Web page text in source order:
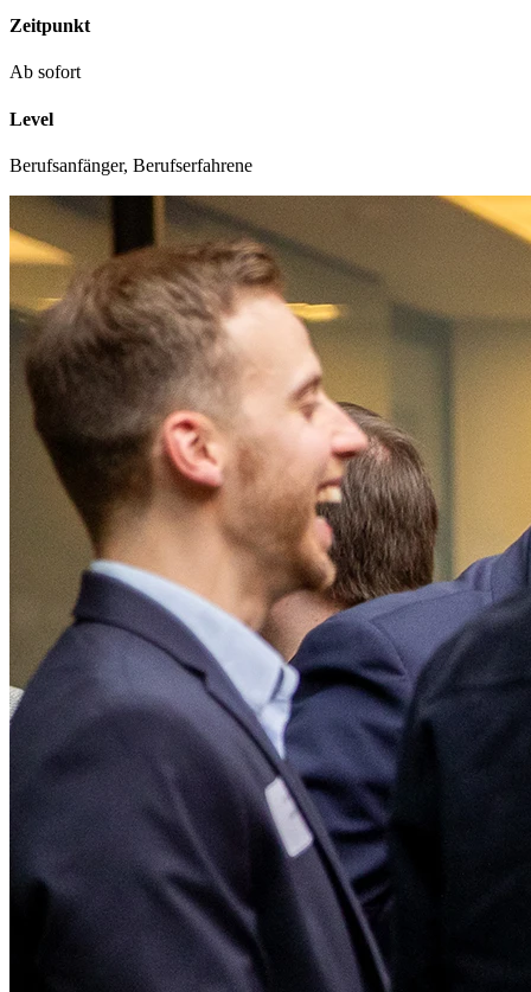
Zeitpunkt
Ab sofort
Level
Berufsanfänger, Berufserfahrene